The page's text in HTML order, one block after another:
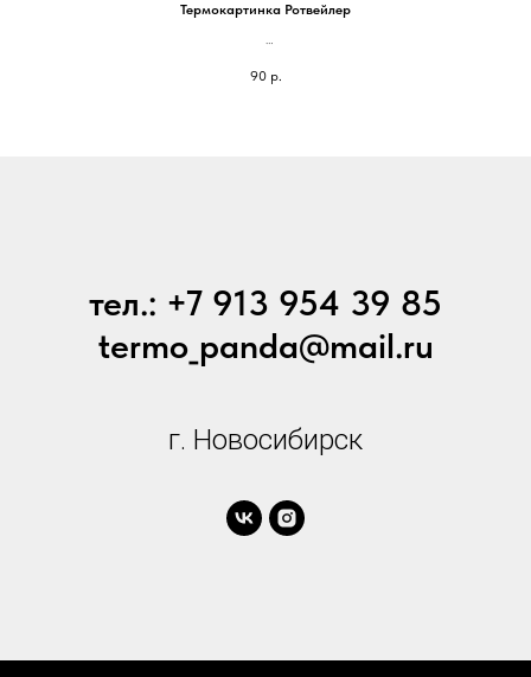
Термокартинка Ротвейлер
На паспорт 75*65мм - 60 руб
90 р.
тел.: +7 913 954 39 85
termo_panda@mail.ru
г. Новосибирск